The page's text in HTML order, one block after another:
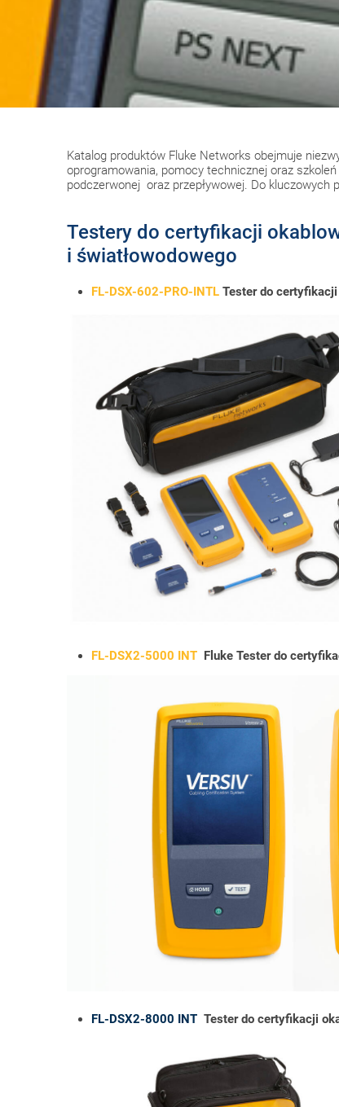
Katalog produktów Fluke Networks obejmuje
oprogramowania, pomocy technicznej oraz
podczerwonej oraz przepływowej. Do kluczowych
Testery do certyfikacji
i światłowodowego
FL-DSX-602-PRO-INTL Tester do
FL-DSX2-5000 INT Fluke Tester do
FL-DSX2-8000 INT Tester do certyfikacji